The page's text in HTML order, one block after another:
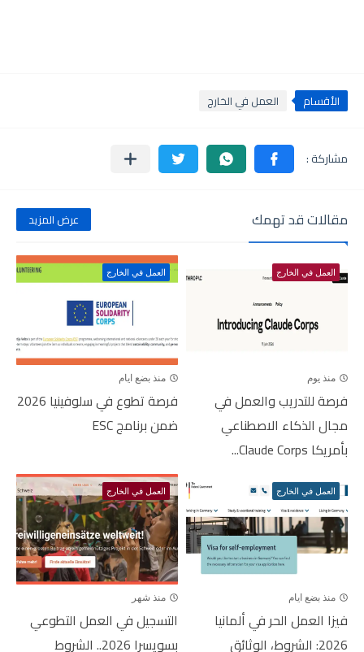
الأقسام العمل في الخارج
مقالات قد تهمك عرض المزيد
العمل في الخارج
منذ يوم
فرصة للتدريب والعمل في
مجال الذكاء الاصطناعي
بأمريكا Claude Corps...
العمل في الخارج
منذ بضع ايام
فرصة تطوع في سلوفينيا 2026
ضمن برنامج ESC
العمل في الخارج
منذ بضع ايام
فيزا العمل الحر في ألمانيا
2026: الشروط، الوثائق
العمل في الخارج
منذ شهر
التسجيل في العمل التطوعي
بسويسرا 2026.. الشروط